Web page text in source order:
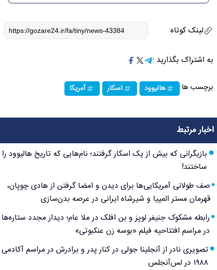
لینک کوتاه
به اشتراک بگذارید :
برچسب ها: هالیوود اسکار آمریکا
اخبار مرتبط
بازیگرانی که بیش از یک اسکار گرفتند؛ نام‌هایی که تاریخ هالیوود را
ساختند!
صف طولانی آمریکایی‌ها برای دیدن و امضا گرفتن از هادی چوپان،
قهرمان مستر المپیا و شیرشاه ایرانی در عرصه بدن‌سازی
رابطه مشکوک جنیفر لوپز و بن افلک در ملا عام؛ دیدار مجدد ستاره‌ها
در مراسم افتتاحیه فیلم «بوسه زن عنکبوتی»
تصویری نادر از آنجلینا جولی در کنار پدر و برادرش در مراسم آکادمی
۱۹۸۸ در لس‌آنجلس